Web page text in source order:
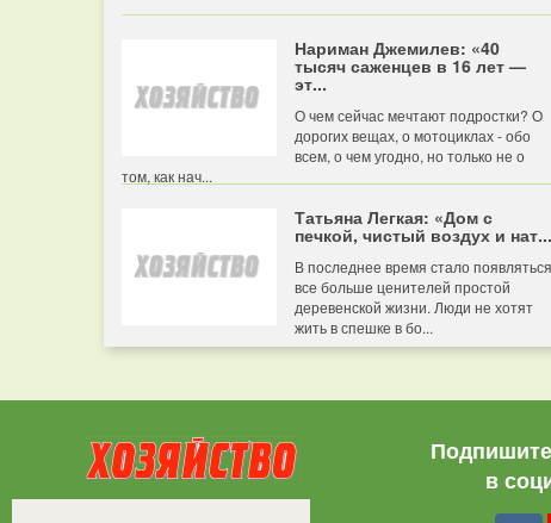
Нариман Джемилев: «40
тысяч саженцев в 16 лет —
эт...
О чем сейчас мечтают подростки? О
дорогих вещах, о мотоциклах - обо
всем, о чем угодно, но только не о
том, как нач...
Татьяна Легкая: «Дом с
печкой, чистый воздух и нат...
В последнее время стало появляться
все больше ценителей простой
деревенской жизни. Люди не хотят
жить в спешке в бо...
в